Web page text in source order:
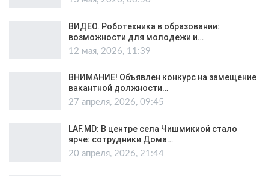
ВИДЕО. Роботехника в образовании:
возможности для молодежи и…
12 мая, 2026, 11:39
ВНИМАНИЕ! Объявлен конкурс на замещение
вакантной должности…
27 апреля, 2026, 09:45
LAF.MD: В центре села Чишмикиой стало
ярче: сотрудники Дома…
20 апреля, 2026, 21:44